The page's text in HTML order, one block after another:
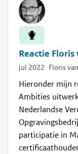
Reactie Floris
jul 2022 Floris
Hieronder mijn
Ambities
Nederlandse
participatie in